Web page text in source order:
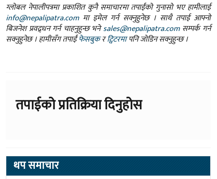
ग्लोबल नेपालीपत्रमा प्रकाशित कुनै समाचारमा तपाईंको गुनासो भए हामीलाई
info@nepalipatra.comमा इमेल गर्न सक्नुहुनेछ । साथै तपाई आफ्नो
बिजनेश प्रवद्र्धन गर्न चाहनुहुन्छ भनेsales@nepalipatra.comसम्पर्क गर्न
सक्नुहुनेछ । हामीसँग तपाईंफेसबुकरट्विटरमापनि जोडिन सक्नुहुन्छ ।
तपाईको प्रतिक्रिया दिनुहोस
थप समाचार